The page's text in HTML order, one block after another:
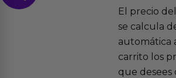
El precio
se calcula
automática
carrito los
que desees